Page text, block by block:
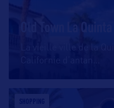
Old Town La Quinta
La vieille ville de la
Californie d’antan
SHOPPING